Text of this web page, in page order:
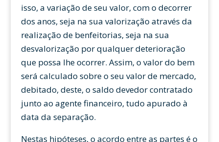
isso, a variação de seu valor, com o decorrer
dos anos, seja na sua valorização através da
realização de benfeitorias, seja na sua
desvalorização por qualquer deterioração
que possa lhe ocorrer. Assim, o valor do bem
será calculado sobre o seu valor de mercado,
debitado, deste, o saldo devedor contratado
junto ao agente financeiro, tudo apurado à
data da separação.
Nestas hipóteses, o acordo entre as partes é o